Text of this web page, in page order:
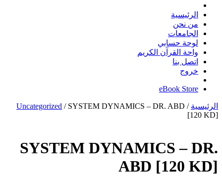
الرئيسية
من نحن
الجامعات
لوحة حسابي
واحة القرآن الكريم
اتصل بنا
خروج
eBook Store
الرئيسية /
Uncategorized / SYSTEM DYNAMICS – DR. ABD
[120 KD]
SYSTEM DYNAMICS – DR.
ABD [120 KD]